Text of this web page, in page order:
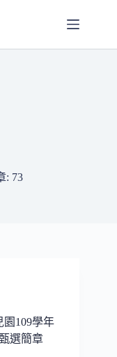
: 73
109學年
選簡章